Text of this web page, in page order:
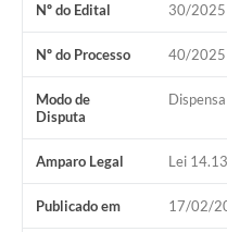
Nº do Edital 30/2025
Nº do Processo 40/2025
Modo de
Disputa
Amparo Legal Lei
Publicado em 17/02/